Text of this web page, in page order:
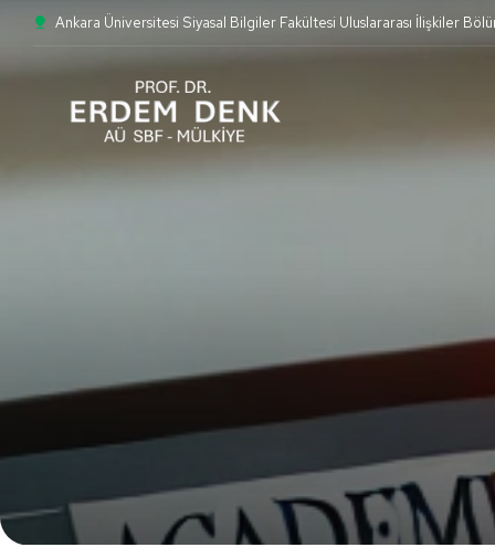
Ankara Üniversitesi Siyasal Bilgiler Fakültesi Uluslararası İlişkiler